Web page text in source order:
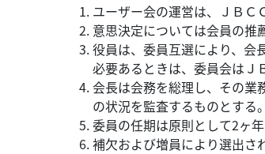
ユーザー会の運営は、ＪＢＣ
意思決定については会員の推
役員は、委員互選により、会
必要あるときは、委員会はＪ
会長は会務を総理し、その業
の状況を監査するものとする。
委員の任期は原則として2ヶ
補欠および増員により選出さ